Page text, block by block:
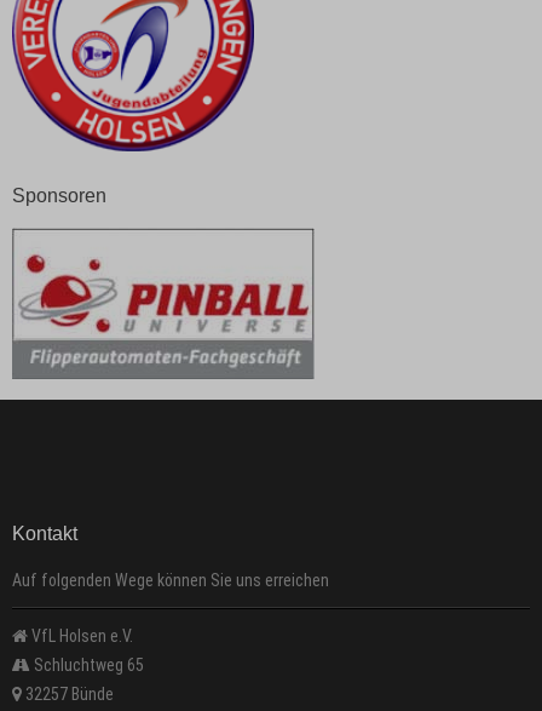
Sponsoren
Kontakt
Auf folgenden Wege können Sie uns erreichen
VfL Holsen e.V.
Schluchtweg 65
32257 Bünde